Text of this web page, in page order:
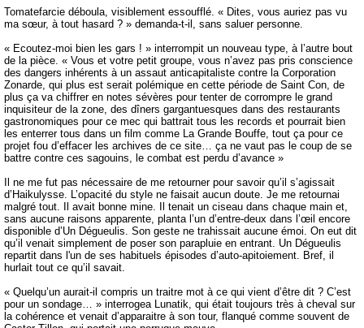
Tomatefarcie déboula, visiblement essoufflé. « Dites, vous auriez pas vu
ma sœur, à tout hasard ? » demanda-t-il, sans saluer personne.
« Ecoutez-moi bien les gars ! » interrompit un nouveau type, à l’autre bout
de la pièce. « Vous et votre petit groupe, vous n’avez pas pris conscience
des dangers inhérents à un assaut anticapitaliste contre la Corporation
Zonarde, qui plus est serait polémique en cette période de Saint Con, de
plus ça va chiffrer en notes sévères pour tenter de corrompre le grand
inquisiteur de la zone, des dîners gargantuesques dans des restaurants
gastronomiques pour ce mec qui battrait tous les records et pourrait bien
les enterrer tous dans un film comme La Grande Bouffe, tout ça pour ce
projet fou d’effacer les archives de ce site… ça ne vaut pas le coup de se
battre contre ces sagouins, le combat est perdu d’avance »
Il ne me fut pas nécessaire de me retourner pour savoir qu’il s’agissait
d’Haikulysse. L’opacité du style ne faisait aucun doute. Je me retournai
malgré tout. Il avait bonne mine. Il tenait un ciseau dans chaque main et,
sans aucune raisons apparente, planta l’un d’entre-deux dans l’œil encore
disponible d’Un Dégueulis. Son geste ne trahissait aucune émoi. On eut dit
qu’il venait simplement de poser son parapluie en entrant. Un Dégueulis
repartit dans l'un de ses habituels épisodes d’auto-apitoiement. Bref, il
hurlait tout ce qu’il savait.
« Quelqu’un aurait-il compris un traitre mot à ce qui vient d’être dit ? C’est
pour un sondage… » interrogea Lunatik, qui était toujours très à cheval sur
la cohérence et venait d’apparaitre à son tour, flanqué comme souvent de